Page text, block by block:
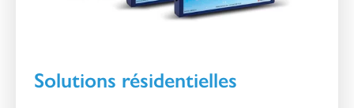
Solutions résidentielles